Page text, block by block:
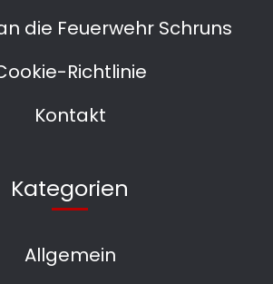
die Feuerwehr Schruns
Richtlinie
Kontakt
Kategorien
Allgemein